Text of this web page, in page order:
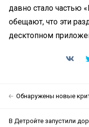
давно стало частью
обещают, что эти
десктопном
Обнаружены новые
В Детройте запустили дорогу с